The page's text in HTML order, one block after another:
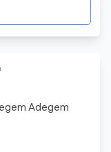
Adegem